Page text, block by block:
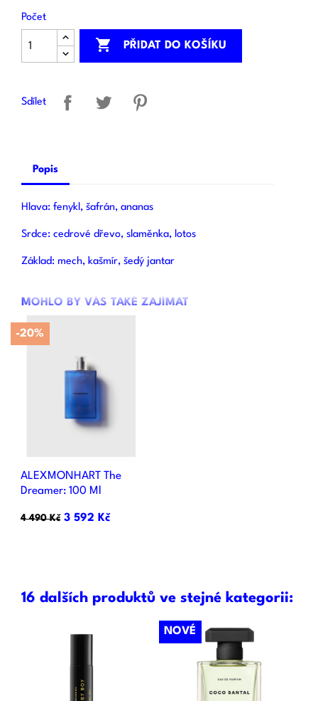
Počet
 PŘIDAT DO KOŠÍKU
Sdílet
Popis
Hlava: fenykl, šafrán, ananas
Srdce: cedrové dřevo, slaměnka, lotos
Základ: mech, kašmír, šedý jantar
MOHLO BY VÁS TAKÉ ZAJÍMAT
ALEXMONHART The
Dreamer: 100 Ml
4 490 Kč 3 592 Kč
-20%
16 dalších produktů ve stejné kategorii:
NOVÉ